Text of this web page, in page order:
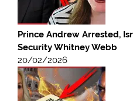
Prince Andrew Arrested,
Security Whitney Webb
20/02/2026